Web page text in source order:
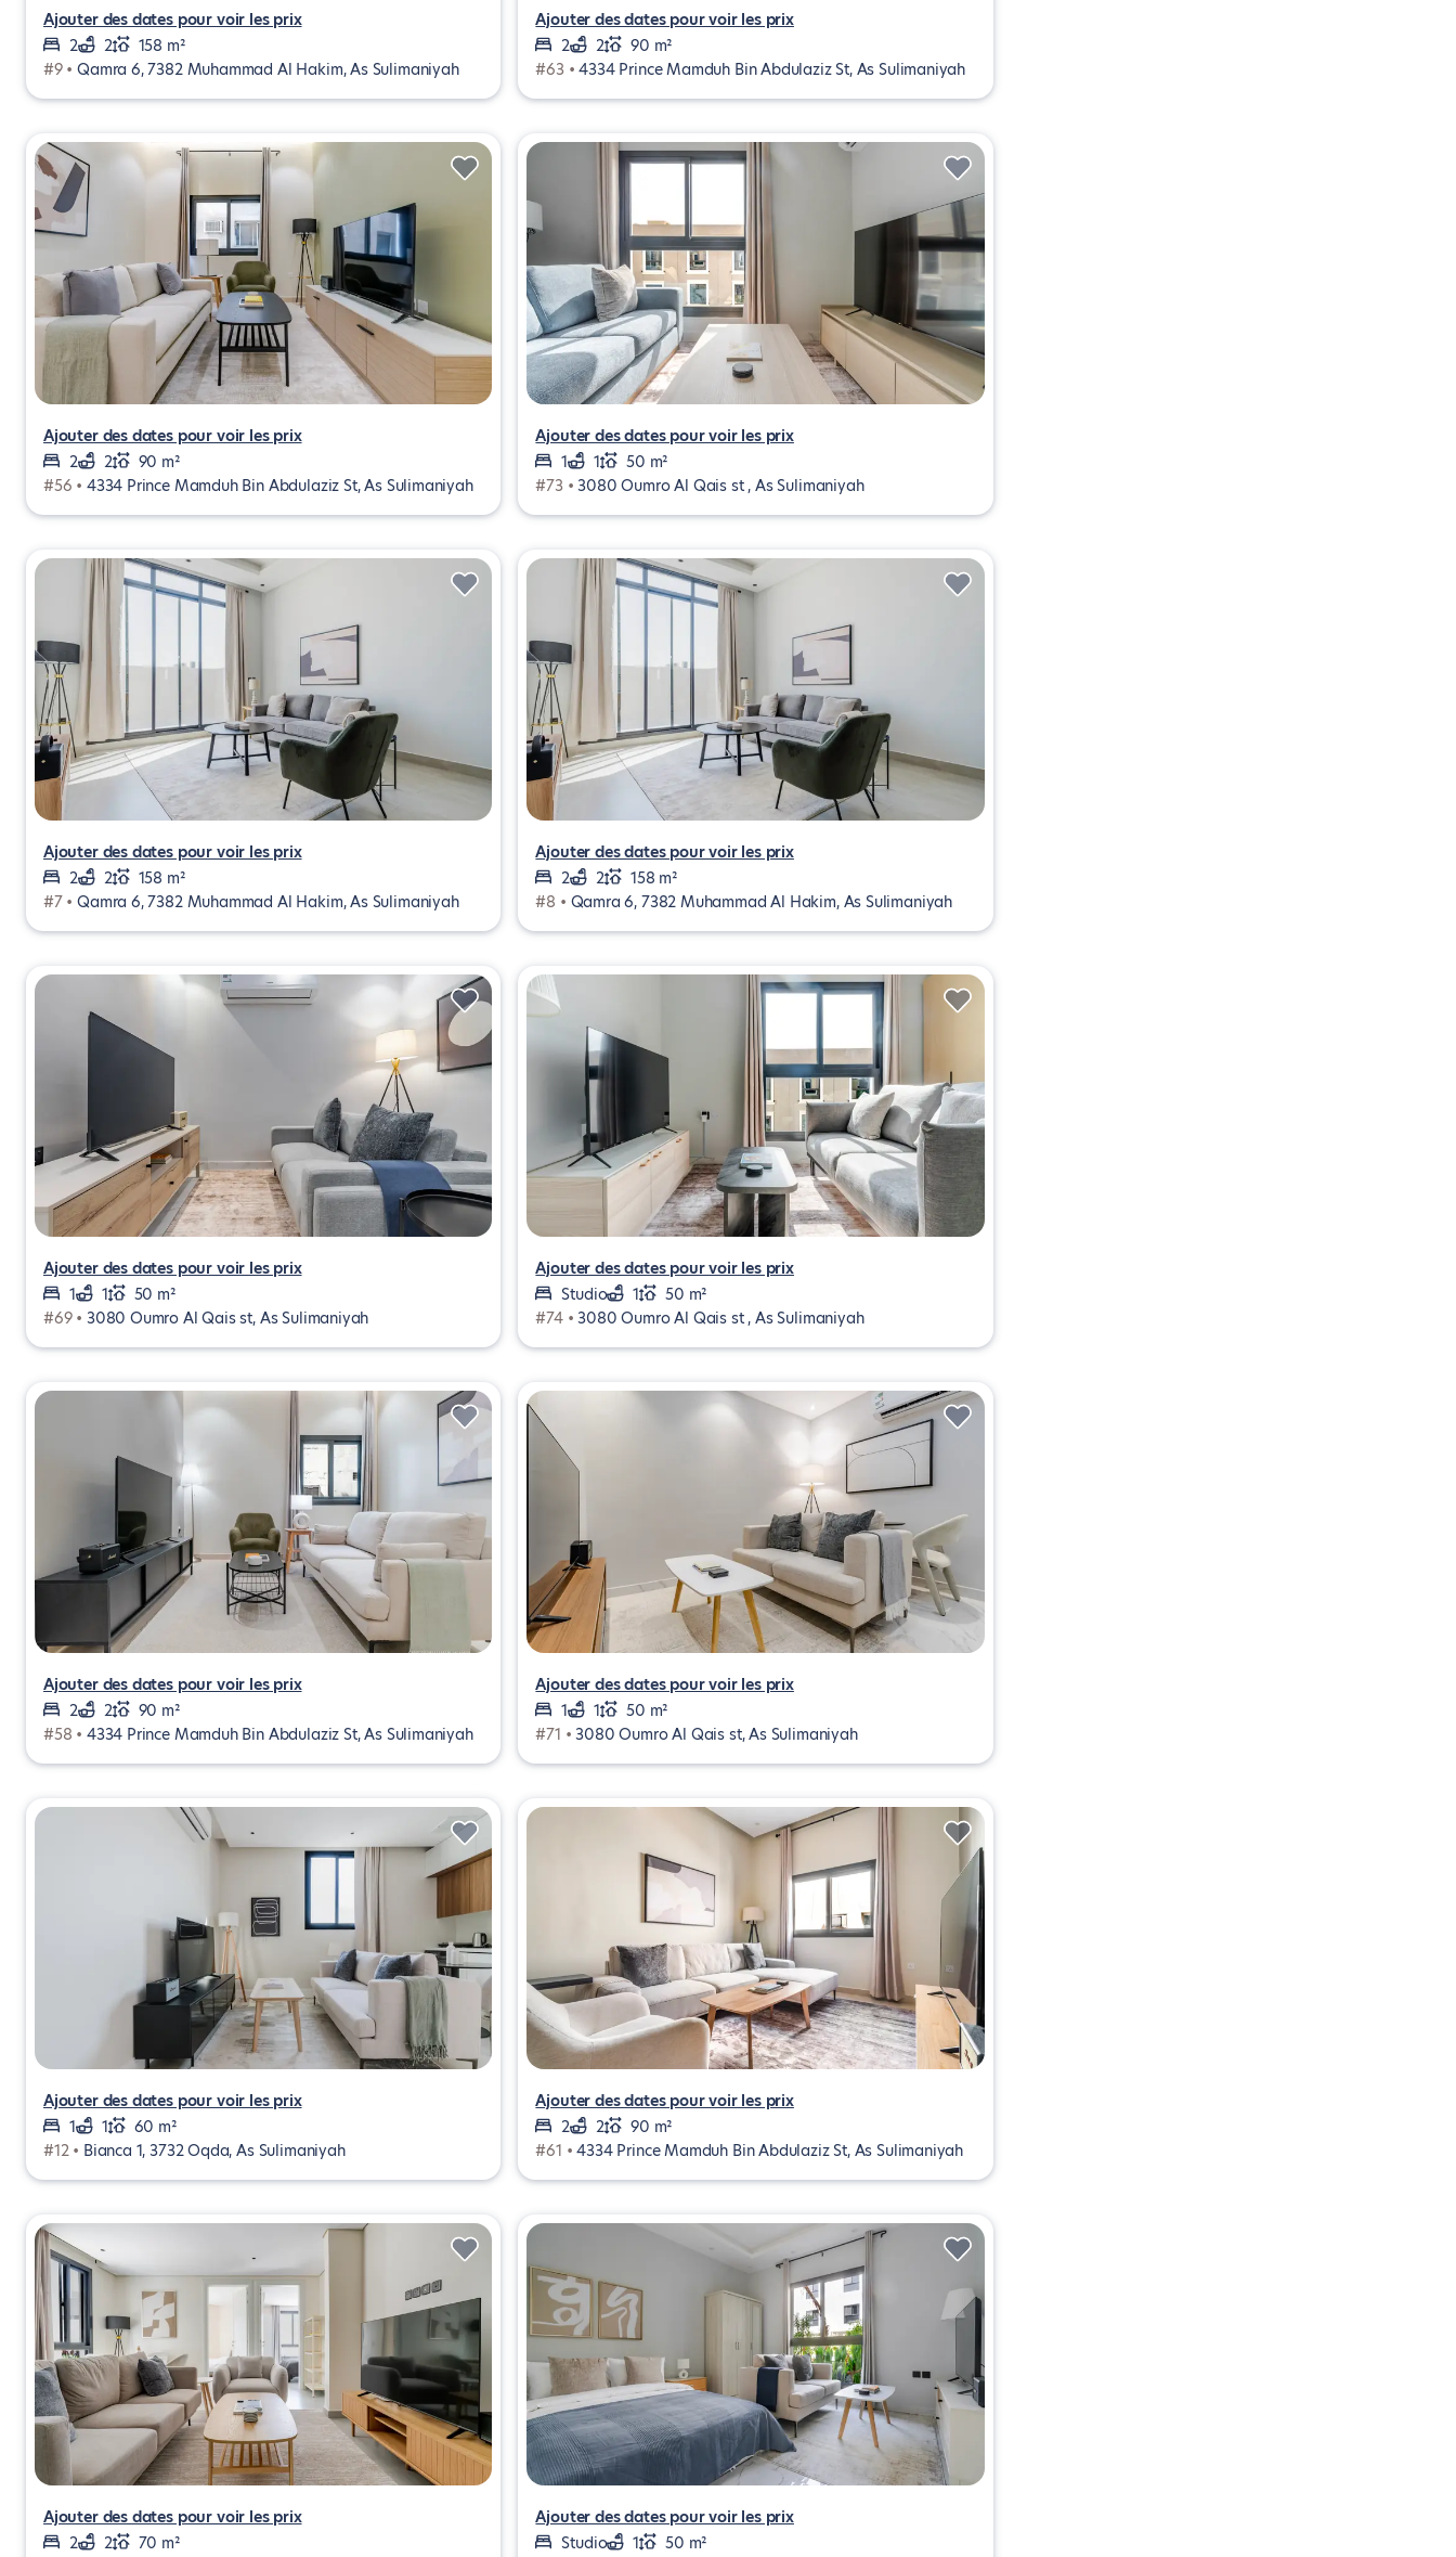
Ajouter des dates pour voir les prix
2
2
158 m²
#9 •Qamra 6, 7382 Muhammad Al Hakim, As Sulimaniyah
Ajouter des dates pour voir les prix
2
2
90 m²
#63 •4334 Prince Mamduh Bin Abdulaziz St, As Sulimaniyah
Ajouter des dates pour voir les prix
2
2
90 m²
#56 • 4334 Prince Mamduh Bin Abdulaziz St, As Sulimaniyah
Ajouter des dates pour voir les prix
1
1
50 m²
#73 •3080 Oumro Al Qais st , As Sulimaniyah
Ajouter des dates pour voir les prix
2
2
158 m²
#7 •Qamra 6, 7382 Muhammad Al Hakim, As Sulimaniyah
Ajouter des dates pour voir les prix
2
2
158 m²
#8 • Qamra 6, 7382 Muhammad Al Hakim, As Sulimaniyah
Ajouter des dates pour voir les prix
1
1
50 m²
#69 • 3080 Oumro Al Qais st, As Sulimaniyah
Ajouter des dates pour voir les prix
Studio
1
50 m²
#74 •3080 Oumro Al Qais st , As Sulimaniyah
Ajouter des dates pour voir les prix
2
2
90 m²
#58 • 4334 Prince Mamduh Bin Abdulaziz St, As Sulimaniyah
Ajouter des dates pour voir les prix
1
1
50 m²
#71 •3080 Oumro Al Qais st, As Sulimaniyah
Ajouter des dates pour voir les prix
1
1
60 m²
#12 • Bianca 1, 3732 Oqda, As Sulimaniyah
Ajouter des dates pour voir les prix
2
2
90 m²
#61 •4334 Prince Mamduh Bin Abdulaziz St, As Sulimaniyah
Ajouter des dates pour voir les prix
2
2
70 m²
Ajouter des dates pour voir les prix
Studio
1
50 m²